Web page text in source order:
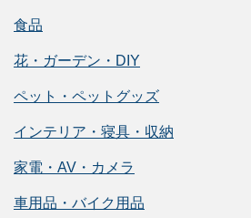
食品
花・ガーデン・DIY
ペット・ペットグッズ
インテリア・寝具・収納
家電・AV・カメラ
車用品・バイク用品